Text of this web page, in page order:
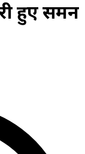
हुए समन